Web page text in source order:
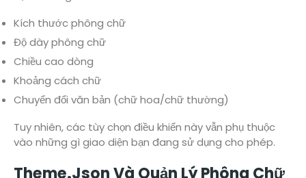
Kích thước phông chữ
Độ dày phông chữ
Chiều cao dòng
Khoảng cách chữ
Chuyển đổi văn bản (chữ hoa/chữ thường)
Tuy nhiên, các tùy chọn điều khiển này vẫn phụ thuộc
vào những gì giao diện bạn đang sử dụng cho phép.
Theme.json Và Quản Lý Phông Chữ